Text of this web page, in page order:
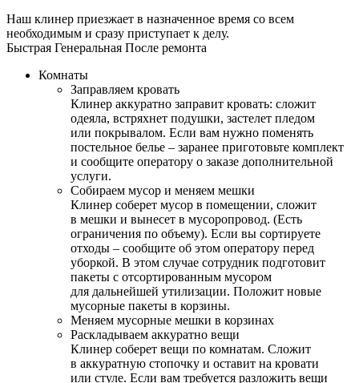
Наш клинер приезжает в назначенное время со всем
необходимым и сразу приступает к делу.
Быстрая Генеральная После ремонта
Комнаты
Заправляем кровать
Клинер аккуратно заправит кровать: сложит
одеяла, встряхнет подушки, застелет пледом
или покрывалом. Если вам нужно поменять
постельное белье – заранее приготовьте комплект
и сообщите оператору о заказе дополнительной
услуги.
Собираем мусор и меняем мешки
Клинер соберет мусор в помещении, сложит
в мешки и вынесет в мусоропровод. (Есть
ограничения по объему). Если вы сортируете
отходы – сообщите об этом оператору перед
уборкой. В этом случае сотрудник подготовит
пакеты с отсортированным мусором
для дальнейшей утилизации. Положит новые
мусорные пакеты в корзины.
Меняем мусорные мешки в корзинах
Раскладываем аккуратно вещи
Клинер соберет вещи по комнатам. Сложит
в аккуратную стопочку и оставит на кровати
или стуле. Если вам требуется разложить вещи